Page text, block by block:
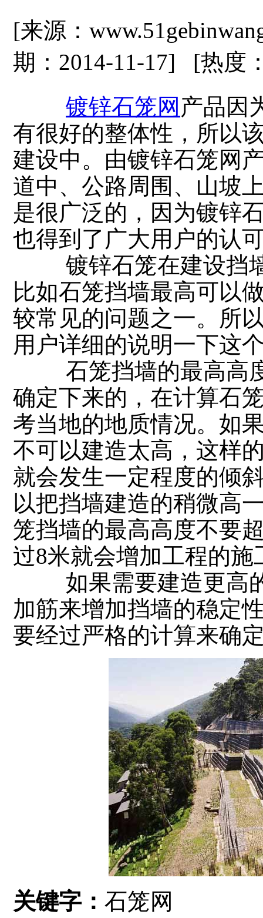
[来源：
期：2014-11-17] [热度
镀锌石笼网 产品因
有很好的整体性，所以
建设中。由镀锌石笼网
道中、公路周围、山坡
是很广泛的，因为镀锌
也得到了广大用户的认
镀锌石笼在建设挡墙
比如石笼挡墙最高可以
较常见的问题之一。所
用户详细的说明一下这
石笼挡墙的最高高度
确定下来的，在计算石
考当地的地质情况。如
不可以建造太高，这样
就会发生一定程度的倾
以把挡墙建造的稍微高
笼挡墙的最高高度不要
过8米就会增加工程的施
如果需要建造更高的
加筋来增加挡墙的稳定
要经过严格的计算来确
关键字： 石笼网